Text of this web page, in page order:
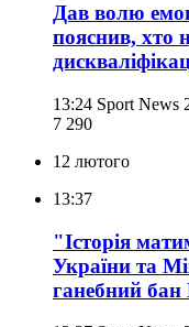
Дав волю
пояснив, хто
13:24 Sport News
7 290
12 лютого
13:37
"Історія
України та
ганебний бан